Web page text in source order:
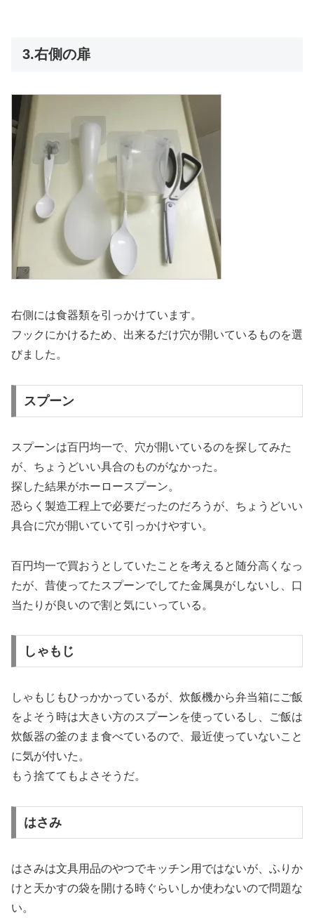
3.右側の扉
右側には食器類を引っかけています。
フックにかけるため、出来るだけ穴が開いているものを選
びました。
スプーン
スプーンは百円均一で、穴が開いているのを探してみた
が、ちょうどいい具合のものがなかった。
探した結果がホーロースプーン。
恐らく製造工程上で必要だったのだろうが、ちょうどいい
具合に穴が開いていて引っかけやすい。
百円均一で買おうとしていたことを考えると随分高くなっ
たが、昔使ってたスプーンでしてた金属臭がしないし、口
当たりが良いので割と気にいっている。
しゃもじ
しゃもじもひっかかっているが、炊飯機から弁当箱にご飯
をよそう時は大きい方のスプーンを使っているし、ご飯は
炊飯器の釜のまま食べているので、最近使っていないこと
に気が付いた。
もう捨ててもよさそうだ。
はさみ
はさみは文具用品のやつでキッチン用ではないが、ふりか
けと天かすの袋を開ける時ぐらいしか使わないので問題な
い。